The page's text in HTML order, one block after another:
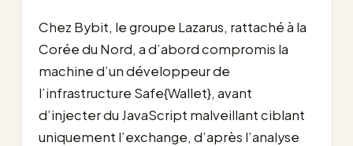
Chez Bybit, le groupe Lazarus, rattaché à la
Corée du Nord, a d’abord compromis la
machine d’un développeur de
l’infrastructure Safe{Wallet}, avant
d’injecter du JavaScript malveillant ciblant
uniquement l’exchange, d’après l’analyse